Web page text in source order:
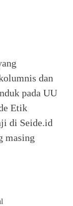
dan
pada UU
Etik
di Seide.id
masing